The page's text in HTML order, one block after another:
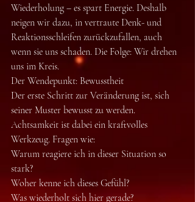
Wiederholung – es spart Energie. Deshalb
neigen wir dazu, in vertraute Denk- und
Reaktionsschleifen zurückzufallen, auch
wenn sie uns schaden. Die Folge: Wir drehen
uns im Kreis.
Der Wendepunkt: Bewusstheit
Der erste Schritt zur Veränderung ist, sich
seiner Muster bewusst zu werden.
Achtsamkeit ist dabei ein kraftvolles
Werkzeug. Fragen wie:
Warum reagiere ich in dieser Situation so
stark?
Woher kenne ich dieses Gefühl?
Was wiederholt sich hier gerade?